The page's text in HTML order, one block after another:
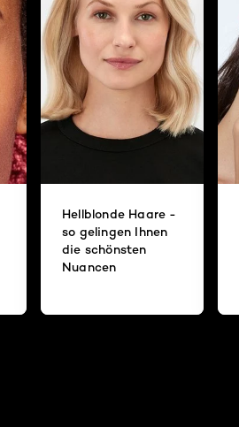
Hellblonde Haare -
so gelingen Ihnen
die schönsten
Nuancen